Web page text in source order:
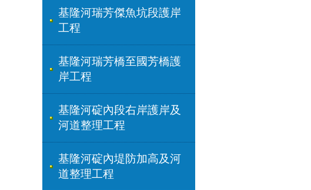
基隆河瑞芳傑魚坑段護岸
工程
基隆河瑞芳橋至國芳橋護
岸工程
基隆河碇內段右岸護岸及
河道整理工程
基隆河碇內堤防加高及河
道整理工程